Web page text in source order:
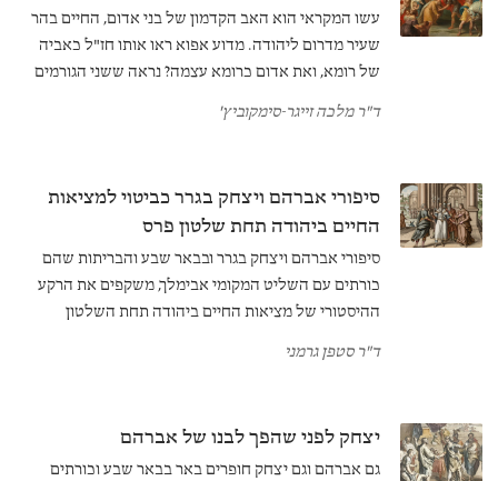
עשו המקראי הוא האב הקדמון של בני אדום, החיים בהר
שעיר מדרום ליהודה. מדוע אפוא ראו אותו חז"ל כאביה
של רומא, ואת אדום כרומא עצמה? נראה ששני הגורמים
לכך היו הנצרות והורדוס.
ד"ר מלכה זייגר-סימקוביץ'
סיפורי אברהם ויצחק בגרר כביטוי למציאות
החיים ביהודה תחת שלטון פרס
סיפורי אברהם ויצחק בגרר ובבאר שבע והבריתות שהם
כורתים עם השליט המקומי אבימלך, משקפים את הרקע
ההיסטורי של מציאות החיים ביהודה תחת השלטון
המקום ומיישרים את ההדורים עם השליט הידידותי וירא
ד"ר סטפן גרמני
יצחק לפני שהפך לבנו של אברהם
גם אברהם וגם יצחק חופרים באר בבאר שבע וכורתים